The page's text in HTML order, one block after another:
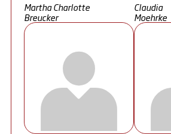
Martha Charlotte
Breucker
Claudia
Moehrke